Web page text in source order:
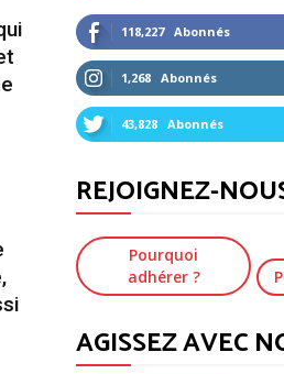
118,227 Abonnés
1,268 Abonnés
43,828 Abonnés
REJOIGNEZ-
Pourquoi
adhérer ?
AGISSEZ AVEC